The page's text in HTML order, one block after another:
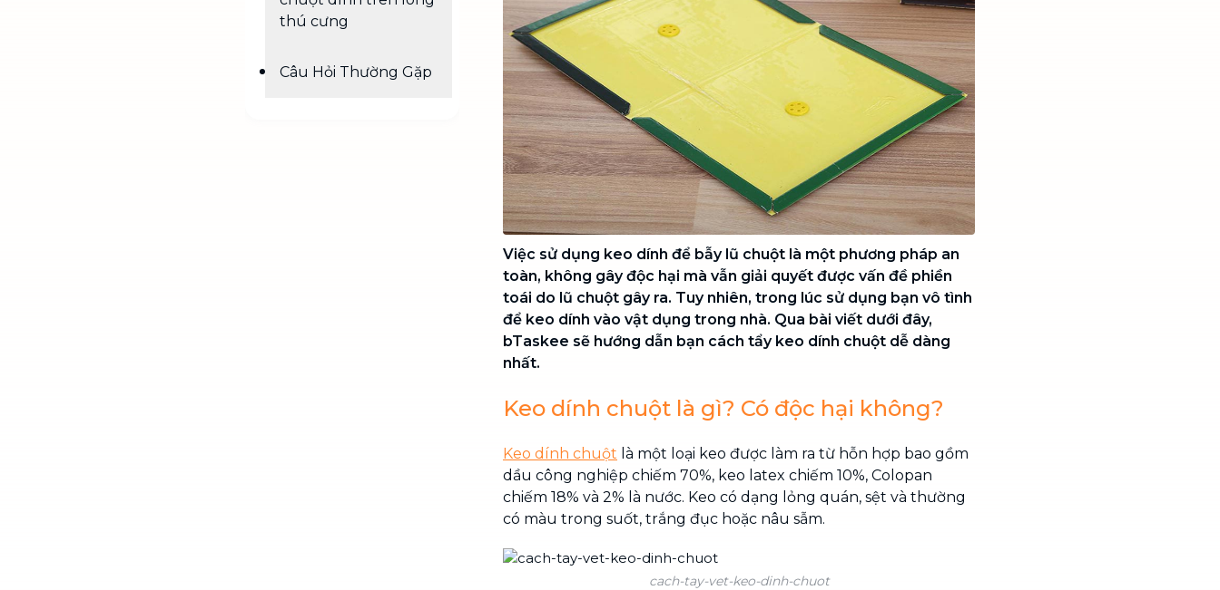
Chuyển nhà trọn gói, không lo dọn
dẹp nơi đi nơi đến
Vệ sinh công nghiệp NEW
Vệ sinh chuyên nghiệp cho văn
phòng, nhà xưởng, công trình lớn
thú cưng
Câu Hỏi Thường Gặp
Việc sử dụng keo dính để bẫy lũ chuột là một phương pháp an
toàn, không gây độc hại mà vẫn giải quyết được vấn đề phiền
toái do lũ chuột gây ra. Tuy nhiên, trong lúc sử dụng bạn vô tình
để keo dính vào vật dụng trong nhà. Qua bài viết dưới đây,
bTaskee sẽ hướng dẫn bạn cách tẩy keo dính chuột dễ dàng
nhất.
Keo dính chuột là gì? Có độc hại không?
Keo dính chuột là một loại keo được làm ra từ hỗn hợp bao gồm
dầu công nghiệp chiếm 70%, keo latex chiếm 10%, Colopan
chiếm 18% và 2% là nước. Keo có dạng lỏng quán, sệt và thường
có màu trong suốt, trắng đục hoặc nâu sẫm.
cach-tay-vet-keo-dinh-chuot